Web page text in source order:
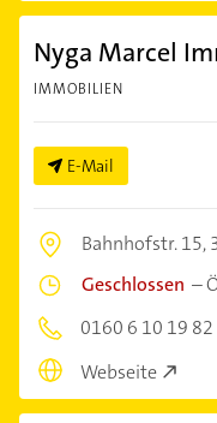
Nyga Marcel
IMMOBILIEN
E-Mail
Bahnhofstr. 15,
Geschlossen –
0160 6 10 19 82
Webseite